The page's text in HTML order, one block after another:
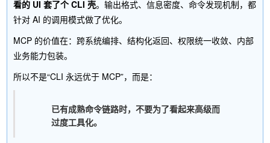
看的 UI 套了个 CLI 壳。输出格式、信息密度、命令发现机制，都
针对 AI 的调用模式做了优化。
MCP 的价值在：跨系统编排、结构化返回、权限统一收敛、内部
业务能力包装。
所以不是“CLI 永远优于 MCP”，而是：
已有成熟命令链路时，不要为了看起来高级而
过度工具化。